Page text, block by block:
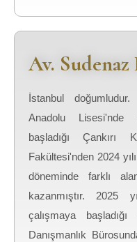
Av.
İstanbul
Anadolu Lisesi'nde
başladığı Çankırı
Fakültesi'nden 2024
döneminde farklı
kazanmıştır. 2025
çalışmaya
Danışmanlık